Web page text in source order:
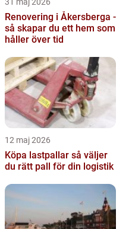
Renovering i Åkersberga -
så skapar du ett hem som
håller över tid
12 maj 2026
Köpa lastpallar så väljer
du rätt pall för din logistik